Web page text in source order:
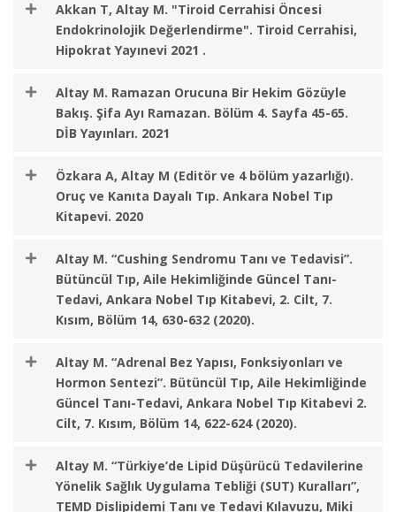
Akkan T, Altay M. "Tiroid Cerrahisi Öncesi
Endokrinolojik Değerlendirme". Tiroid Cerrahisi,
Hipokrat Yayınevi 2021 .
Altay M. Ramazan Orucuna Bir Hekim Gözüyle
Bakış. Şifa Ayı Ramazan. Bölüm 4. Sayfa 45-65.
DİB Yayınları. 2021
Özkara A, Altay M (Editör ve 4 bölüm yazarlığı).
Oruç ve Kanıta Dayalı Tıp. Ankara Nobel Tıp
Kitapevi. 2020
Altay M. “Cushing Sendromu Tanı ve Tedavisi”.
Bütüncül Tıp, Aile Hekimliğinde Güncel Tanı-
Tedavi, Ankara Nobel Tıp Kitabevi, 2. Cilt, 7.
Kısım, Bölüm 14, 630-632 (2020).
Altay M. “Adrenal Bez Yapısı, Fonksiyonları ve
Hormon Sentezi”. Bütüncül Tıp, Aile Hekimliğinde
Güncel Tanı-Tedavi, Ankara Nobel Tıp Kitabevi 2.
Cilt, 7. Kısım, Bölüm 14, 622-624 (2020).
Altay M. “Türkiye’de Lipid Düşürücü Tedavilerine
Yönelik Sağlık Uygulama Tebliği (SUT) Kuralları”,
TEMD Dislipidemi Tanı ve Tedavi Kılavuzu, Miki